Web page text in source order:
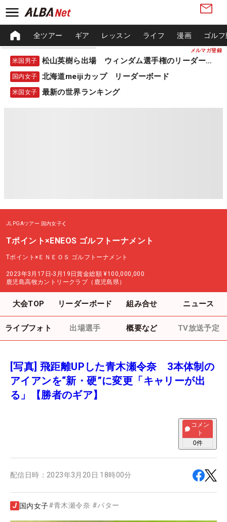
メルマガ登録
全ツアー ギア レッスン ライフ 漫画 ゴル
米国男子 松山英樹ら出場 ウィンダム選手権のリーダーボード
国内女子 北海道meijiカップ リーダーボード
米国女子 最新の世界ランキング
JLPGAツアー 国内女子
Tポイント×ENEOS ゴルフトーナメント
Tポイント×ＥＮＥＯＳ ゴルフトーナメント
2023年3月17日-3月19日賞金総額 ¥100,000,000
鹿児島高牧カントリークラブ（鹿児島県）
大会TOP リーダーボード 組み合せ ニュース
ライブフォト 出場選手 概要など TV放送予定
[写真] 飛距離UPした青木瀬令奈 3本体制の
アイアンを“新・硬”に変更「キャリーが出
る」【勝者のギア】
コメン
ト
0件
配信日時： 2023年3月20日 18時00分
国内女子#青木瀬令奈 #パター